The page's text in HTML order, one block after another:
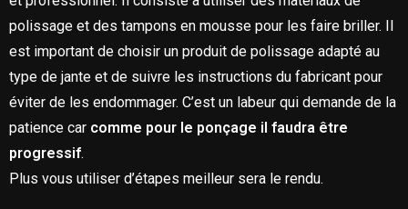
polissage et des tampons en mousse pour les faire briller. Il
est important de choisir un produit de polissage adapté au
type de jante et de suivre les instructions du fabricant pour
éviter de les endommager. C’est un labeur qui demande de la
patience car comme pour le ponçage il faudra être
progressif.
Plus vous utiliser d’étapes meilleur sera le rendu.